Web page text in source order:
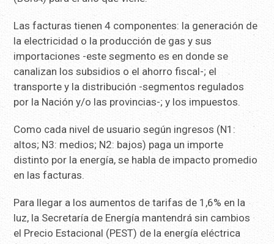
Las facturas tienen 4 componentes: la generación de
la electricidad o la producción de gas y sus
importaciones -este segmento es en donde se
canalizan los subsidios o el ahorro fiscal-; el
transporte y la distribución -segmentos regulados
por la Nación y/o las provincias-; y los impuestos.
Como cada nivel de usuario según ingresos (N1:
altos; N3: medios; N2: bajos) paga un importe
distinto por la energía, se habla de impacto promedio
en las facturas.
Para llegar a los aumentos de tarifas de 1,6% en la
luz, la Secretaría de Energía mantendrá sin cambios
el Precio Estacional (PEST) de la energía eléctrica